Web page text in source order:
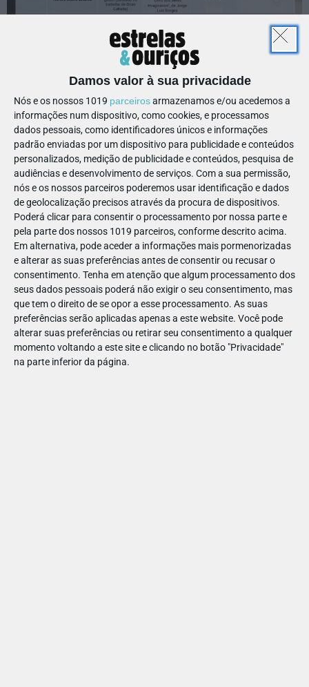
Damos valor à sua privacidade
Nós e os nossos 1019 parceirosarmazenamos e/ou acedemos a
informações num dispositivo, como cookies, e processamos
dados pessoais, como identificadores únicos e informações
padrão enviadas por um dispositivo para publicidade e conteúdos
personalizados, medição de publicidade e conteúdos, pesquisa de
audiências e desenvolvimento de serviços. Com a sua permissão,
nós e os nossos parceiros poderemos usar identificação e dados
de geolocalização precisos através da procura de dispositivos.
Poderá clicar para consentir o processamento por nossa parte e
pela parte dos nossos 1019 parceiros, conforme descrito acima.
Em alternativa, pode aceder a informações mais pormenorizadas
e alterar as suas preferências antes de consentir ou recusar o
consentimento. Tenha em atenção que algum processamento dos
seus dados pessoais poderá não exigir o seu consentimento, mas
que tem o direito de se opor a esse processamento. As suas
preferências serão aplicadas apenas a este website. Você pode
alterar suas preferências ou retirar seu consentimento a qualquer
momento voltando a este site e clicando no botão "Privacidade"
na parte inferior da página.
📅 Semana 2: 20 a 24 jul.: 9h30-17h30